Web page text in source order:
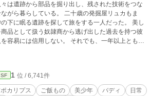
は遺跡から部品を掘り出し、残された技術をつな
らしている。 二十歳の発掘屋リュカもま
下に眠る遺跡を探して旅をする一人だった。 美し
品として扱う奴隷商から逃げ出した過去を持つ彼
容易には信用しない。 それでも、一年以上ともに
た大男セヴァンにだけは、背中を預けることがで
から温かな料理を作る。 乾燥した砂根のスープ、
り込んだ平焼きパン、海を知らない二人が味わう
。 明日さえ保証されない世界で、二人は食事を分
SF 1 位 / 6,741件
カリプス ご飯もの 美少年 バディ
日常